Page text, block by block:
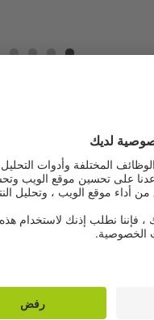
وتعزيزه هي من بين
جوته في الإسكندرية
و"المجتمع والتنوع
إلى ربط المشاركين/
"كاريتاس – مصر" و
أخرى. بالإضافة إلى ذلك،
العمل على التعليم